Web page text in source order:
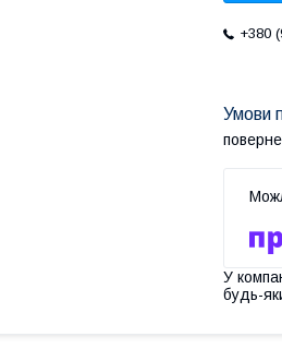
+380
У
будь-